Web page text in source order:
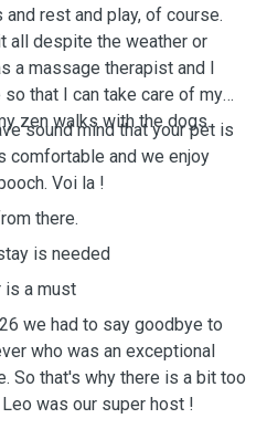
rest and play, of course.
all despite the weather or
a massage therapist and I
that I can take care of my
zen walks with the dogs.
sound mind that your pet is
comfortable and we enjoy
Voi la !
there.
is needed
is a must
we had to say goodbye to
who was an exceptional
So that's why there is a bit too
was our super host !